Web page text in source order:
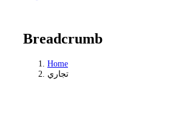
Breadcrumb
Home
تجاري